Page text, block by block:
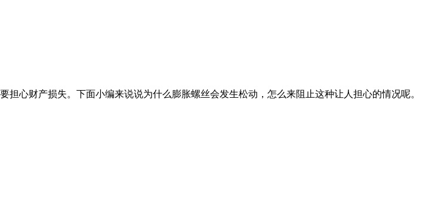
心财产损失。下面小编来说说为什么膨胀螺丝会发生松动，怎么来阻止这种让人担心的情况呢。